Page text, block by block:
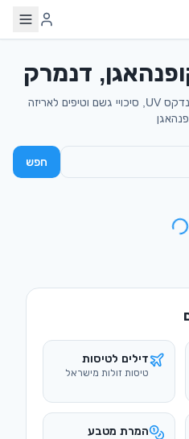
דנמרק
תחזית 7 ימים, תחזית שעתית, אינדקס UV, סיכויי גשם וטיפים לאריזה
חפש
דילים לטיסות
טיסות זולות מישראל
המרת מטבע